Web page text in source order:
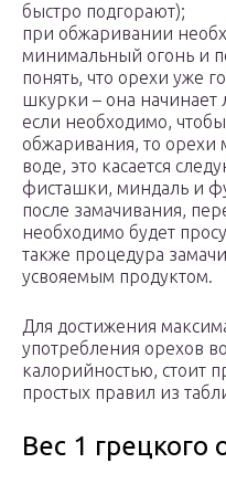
быстро подгорают);
при обжаривании
минимальный огонь и
понять, что орехи уже
шкурки – она начинает
если необходимо,
обжаривания, то орехи
воде, это касается
фисташки, миндаль и
после замачивания,
необходимо будет
также процедура
усвояемым продуктом.
Для достижения
употребления орехов
калорийностью, стоит
простых правил из
Вес 1 грецкого